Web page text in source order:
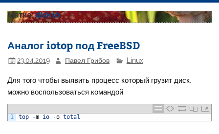
Метка:disk io
Аналог iotop под FreeBSD
23.04.2019 Павел Грибов Linux
Для того чтобы выявить процесс который грузит диск,
можно воспользоваться командой:
1 top -m io -o total